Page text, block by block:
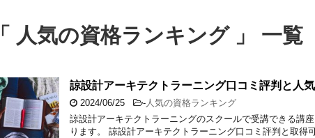
「 人気の資格ランキング 」 一覧
諒設計アーキテクトラーニング口コミ評判と人
2024/06/25 -人気の資格ランキング
諒設計アーキテクトラーニングのスクールで受講できる講
ります。 諒設計アーキテクトラーニング口コミ評判と取